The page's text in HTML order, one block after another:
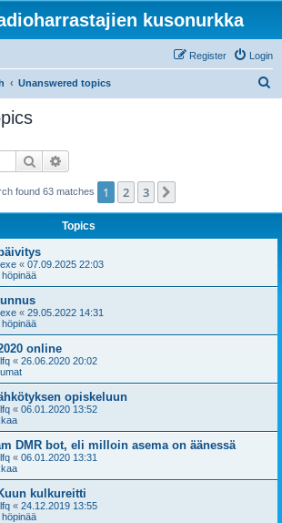
kusonurkka
Login
Register
Unanswered topics
Search
found 63 matches 1 2 3
Topics
« 07.09.2025 22:03
« 29.05.2022 14:31
online
« 26.06.2020 20:02
opiskeluun
« 06.01.2020 13:52
DMR bot, eli milloin asema on äänessä
« 06.01.2020 13:31
kulkureitti
« 24.12.2019 13:55